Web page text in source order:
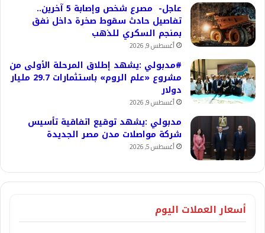
عاجل- مصرع شخص وإصابة 5 آخرين..
تفاصيل حادث سقوط صخرة داخل نفق
بمنجم السكري للذهب
أغسطس 9, 2026
#مدبولي :يشهد إطلاق المرحلة الأولى من
مشروع «علم الروم» باستثمارات 29.7 مليار
دولار
أغسطس 9, 2026
مدبولي :يشهد توقيع اتفاقية تأسيس
شركة مواصلات مدن مصر الجديدة
أغسطس 5, 2026
أسعار العملات اليوم